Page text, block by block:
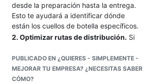
desde la preparación hasta la entrega.
Esto te ayudará a identificar dónde
están los cuellos de botella específicos.
2. Optimizar rutas de distribución. Si
semana, considera usar software
gratuito como Google Maps para
planificar rutas que minimicen la
PUBLICADO EN ¿QUIERES - SIMPLEMENTE -
MEJORAR TU EMPRESA? ¿NECESITAS SABER
CÓMO?